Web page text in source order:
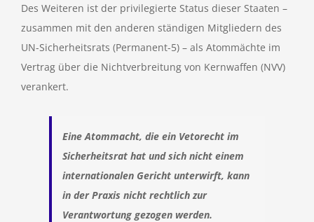
Des Weiteren ist der privilegierte Status dieser Staaten –
zusammen mit den anderen ständigen Mitgliedern des
UN-Sicherheitsrats (Permanent-5) – als Atommächte im
Vertrag über die Nichtverbreitung von Kernwaffen (NVV)
verankert.
Eine Atommacht, die ein Vetorecht im
Sicherheitsrat hat und sich nicht einem
internationalen Gericht unterwirft, kann
in der Praxis nicht rechtlich zur
Verantwortung gezogen werden.